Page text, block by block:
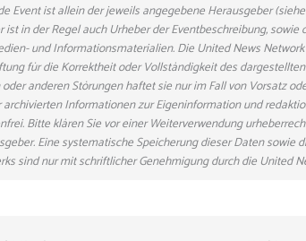
Event ist allein der jeweils angegebene Herausgeber
ist in der Regel auch Urheber der Eventbeschreibung, sowie
und Informationsmaterialien. Die United News
für die Korrektheit oder Vollständigkeit des
anderen Störungen haftet sie nur im Fall von Vorsatz
Informationen zur Eigeninformation und
Bitte klären Sie vor einer Weiterverwendung
Eine systematische Speicherung dieser Daten sowie
sind nur mit schriftlicher Genehmigung durch die United